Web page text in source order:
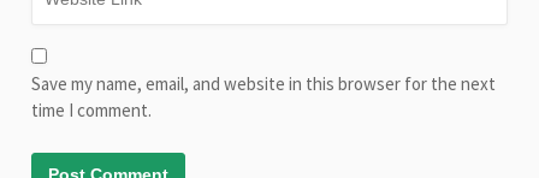
Save my name, email, and website in this browser for the next
time I comment.